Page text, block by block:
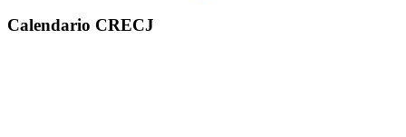
Calendario CRECJ